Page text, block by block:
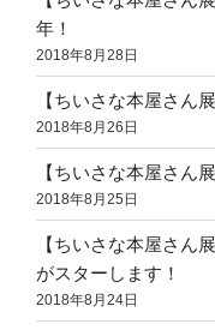
年！
2018年8月28日
【ちいさな本屋さ
2018年8月26日
【ちいさな本屋さ
2018年8月25日
【ちいさな本屋さ
がスターします！
2018年8月24日